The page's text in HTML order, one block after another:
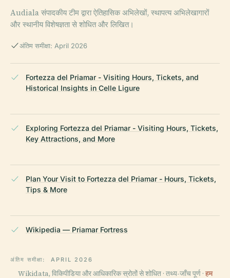
Audiala संपादकीय टीम द्वारा ऐतिहासिक अभिलेखों, स्थापत्य अभिलेखागारों
और स्थानीय विशेषज्ञता से शोधित और लिखित।
अंतिम समीक्षा: April 2026
Fortezza del Priamar - Visiting Hours, Tickets, and
Historical Insights in Celle Ligure
Exploring Fortezza del Priamar - Visiting Hours, Tickets,
Key Attractions, and More
Plan Your Visit to Fortezza del Priamar - Hours, Tickets,
Tips & More
Wikipedia — Priamar Fortress
अंतिम समीक्षा: APRIL 2026
Wikidata, विकिपीडिया और आधिकारिक स्रोतों से शोधित · तथ्य-जाँच पूर्ण · हम